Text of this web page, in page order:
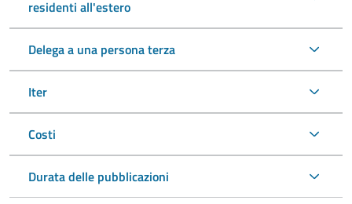
residenti all'estero
Delega a una persona terza
Iter
Costi
Durata delle pubblicazioni